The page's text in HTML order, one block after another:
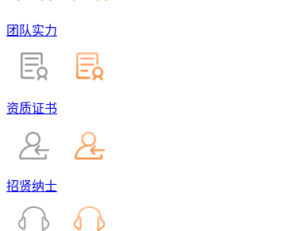
团队实力
资质证书
招贤纳士